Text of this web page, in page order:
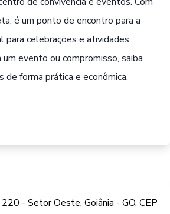
é um ponto de encontro para a
para celebrações e atividades
evento ou compromisso, saiba
de forma prática e econômica.
220 - Setor Oeste, Goiânia - GO, CEP